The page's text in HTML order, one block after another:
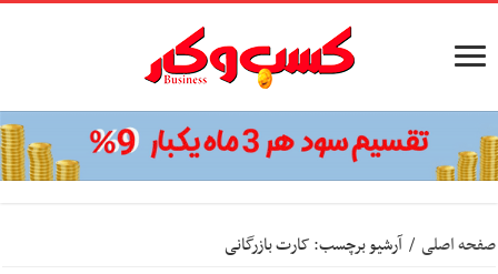
صفحه اصلی / آرشیو برچسب: کارت بازرگانی